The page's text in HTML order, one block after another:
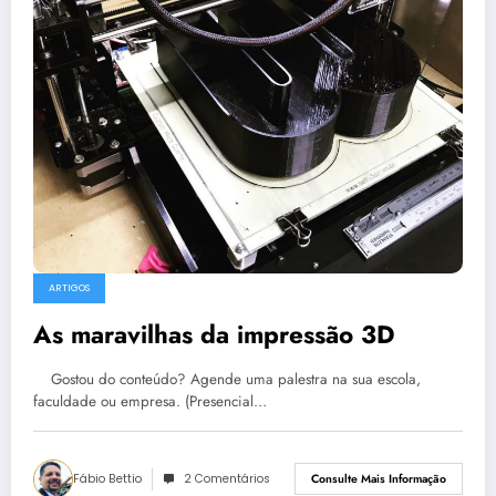
ARTIGOS
As maravilhas da impressão 3D
Gostou do conteúdo? Agende uma palestra na sua escola,
faculdade ou empresa. (Presencial…
Fábio Bettio 2 Comentários Consulte Mais Informação